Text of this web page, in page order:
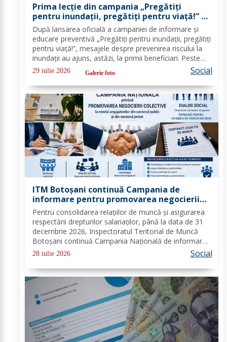
Prima lecție din campania „Pregătiți
pentru inundații, pregătiți pentru viață!” –
peste 100 de copii au învățat cum să se
protejeze în cazul inundațiilor
După lansarea oficială a campaniei de informare și
educare preventivă „Pregătiți pentru inundații, pregătiți
pentru viață!”, mesajele despre prevenirea riscului la
inundații au ajuns, astăzi, la primii beneficiari. Peste
100 de copii, participanți la tabăra de vară organizată
la Biserica „Sfântul...
29 iulie 2026 Galerie foto Social
ITM Botoșani continuă Campania de
informare pentru promovarea negocierii
colective la nivelul angajatorilor din
sectorul public și privat
Pentru consolidarea relațiilor de muncă și asigurarea
respectării drepturilor salariaților, până la data de 31
decembrie 2026, Inspectoratul Teritorial de Muncă
Botoșani continuă Campania Națională de informare
pentru promovarea negocierilor colective la nivelul
28 iulie 2026 Social